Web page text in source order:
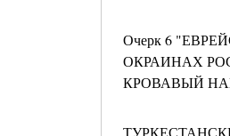
Очерк 6
ОКРАИНАХ
КРОВАВЫЙ